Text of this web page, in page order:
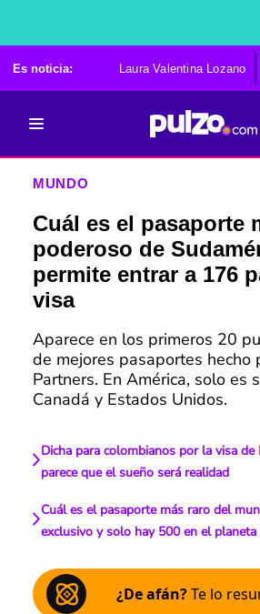
Es noticia: Laura Valentina Lozano
MUNDO
Cuál es el pasaporte
poderoso de
permite entrar a 176
visa
Aparece en los primeros 20
de mejores pasaportes hecho
Partners. En América, solo es
Canadá y Estados Unidos.
Dicha para colombianos por la visa de
parece que el sueño será realidad
Cuál es el pasaporte más raro del
exclusivo y solo hay 500 en el planeta
¿De afán?Te lo